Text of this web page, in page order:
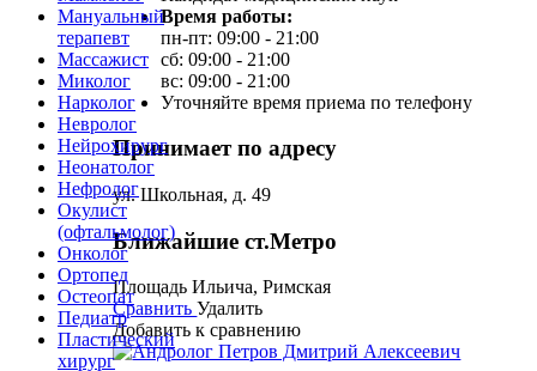
Время работы:
пн-пт: 09:00 - 21:00
сб: 09:00 - 21:00
вс: 09:00 - 21:00
Уточняйте время приема по телефону
Принимает по адресу
ул. Школьная, д. 49
Ближайшие ст.Метро
Площадь Ильича, Римская
СравнитьУдалить
Добавить к сравнению
Мануальный
терапевт
Массажист
Миколог
Нарколог
Невролог
Нейрохирург
Неонатолог
Нефролог
Окулист
(офтальмолог)
Онколог
Ортопед
Остеопат
Педиатр
Пластический
хирург